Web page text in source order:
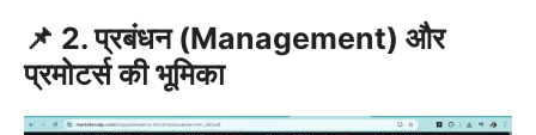
📌 2. प्रबंधन (Management) और
प्रमोटर्स की भूमिका